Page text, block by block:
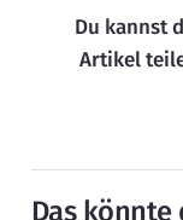
Du kannst
Artikel
Das